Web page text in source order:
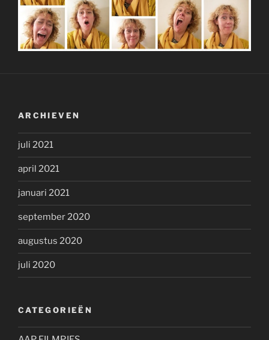
ARCHIEVEN
juli 2021
april 2021
januari 2021
september 2020
augustus 2020
juli 2020
CATEGORIEËN